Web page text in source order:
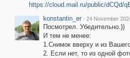
https://cloud.mail.ru/public/dCQd/
konstantin_er · 24 November
Посмотрел. Убедительно.))
И тем не менее:
1.Снимок вверху и из
2. Если нет, то из одной